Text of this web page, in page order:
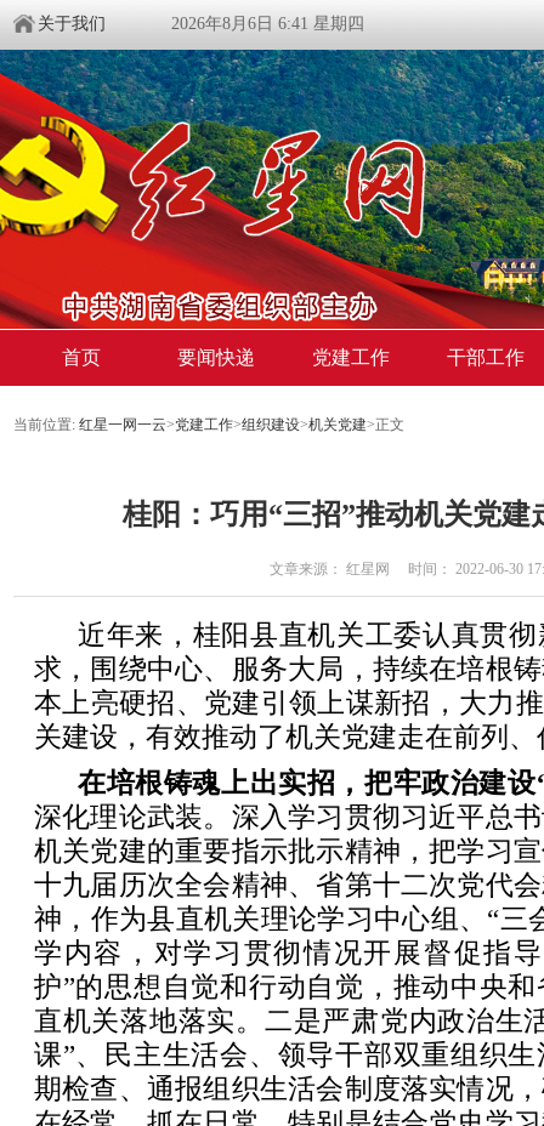
关于我们 2026年8月6日 6:41 星期四
首页 要闻快递 党建工作 干部工作
当前位置: 红星一网一云>党建工作>组织建设>机关党建>正文
桂阳：巧用“三招”推动机关党建
文章来源： 红星网 时间： 2022-06-30
近年来，桂阳县直机关工委认真贯
求，围绕中心、服务大局，持续在培根
本上亮硬招、党建引领上谋新招，大力
关建设，有效推动了机关党建走在前列
在培根铸魂上出实招，把牢政治建
深化理论武装。深入学习贯彻习近平总
机关党建的重要指示批示精神，把学习
十九届历次全会精神、省第十二次党代
神，作为县直机关理论学习中心组、“三
学内容，对学习贯彻情况开展督促指
护”的思想自觉和行动自觉，推动中央
直机关落地落实。二是严肃党内政治生
课”、民主生活会、领导干部双重组织
期检查、通报组织生活会制度落实情况